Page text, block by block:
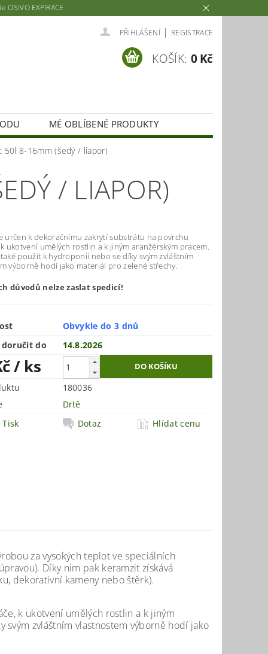
EXPIRACE.
PŘIHLÁŠENÍ | REGISTRACE
KOŠÍK: 0 Kč
MÉ OBLÍBENÉ PRODUKTY
50l 8-16mm (šedý / liapor)
/ LIAPOR)
určen k dekoračnímu zakrytí substrátu na povrchu
ukotvení umělých rostlin a k jiným aranžérským pracem.
použít k hydroponii nebo se díky svým zvláštním
výborně hodí jako materiál pro zelené střechy.
důvodů nelze zaslat spedicí!
Obvykle do 3 dnů
doručit do
14.8.2026
/ ks
180036
Drtě
Tisk
Dotaz Hlídat cenu
za vysokých teplot ve speciálních
Díky nim pak keramzit získává
dekorativní kameny nebo štěrk).
k ukotvení umělých rostlin a k jiným
zvláštním vlastnostem výborně hodí jako